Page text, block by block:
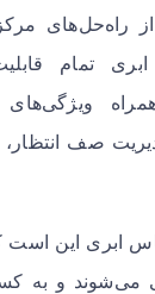
راه‌حل‌های
ویژگی‌های
ابری این است
می‌شوند و به